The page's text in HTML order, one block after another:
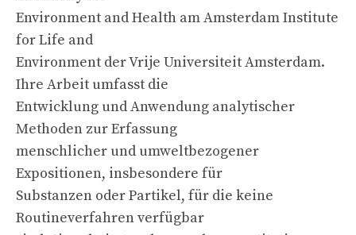
Environment and Health am Amsterdam Institute
for Life and
Environment der Vrije Universiteit Amsterdam.
Ihre Arbeit umfasst die
Entwicklung und Anwendung analytischer
Methoden zur Erfassung
menschlicher und umweltbezogener
Expositionen, insbesondere für
Substanzen oder Partikel, für die keine
Routineverfahren verfügbar